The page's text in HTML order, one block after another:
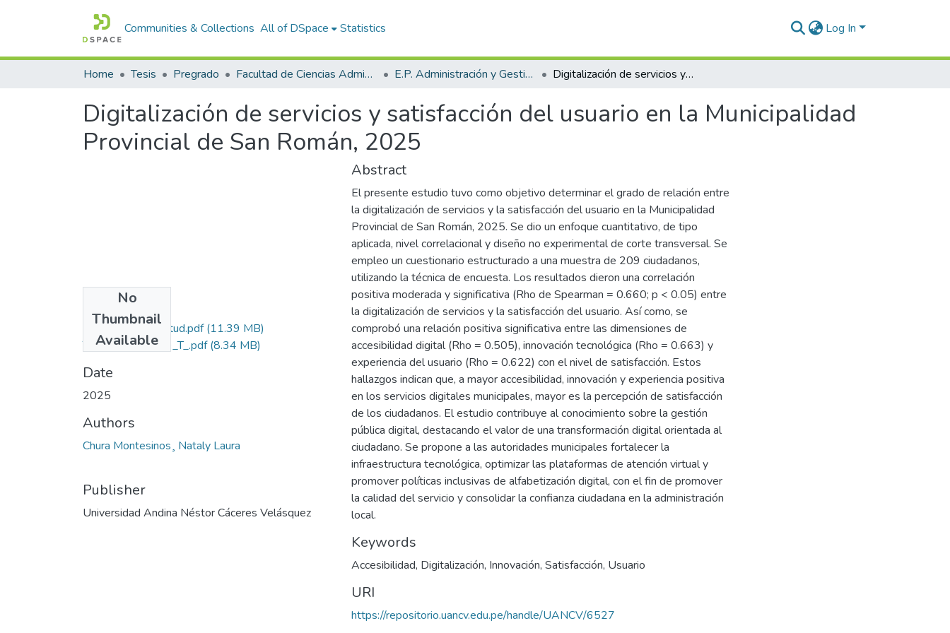
Communities & Collections All of DSpace Statistics Log In
Home Tesis Pregrado Facultad de Ciencias Administrativas E.P. Administración y Gestión Pública Digitalización de servicios y satisfacción del usuario en la Municipalidad Provincial de San Román, 2025
Digitalización de servicios y satisfacción del usuario en la Municipalidad
Provincial de San Román, 2025
No
Thumbnail
Available
Grado de Similitud.pdf(11.39 MB)
T036_75901579_T_.pdf(8.34 MB)
Date
2025
Authors
Chura Montesinos¸ Nataly Laura
Publisher
Universidad Andina Néstor Cáceres Velásquez
Abstract
El presente estudio tuvo como objetivo determinar el grado de relación entre
la digitalización de servicios y la satisfacción del usuario en la Municipalidad
Provincial de San Román, 2025. Se dio un enfoque cuantitativo, de tipo
aplicada, nivel correlacional y diseño no experimental de corte transversal. Se
empleo un cuestionario estructurado a una muestra de 209 ciudadanos,
utilizando la técnica de encuesta. Los resultados dieron una correlación
positiva moderada y significativa (Rho de Spearman = 0.660; p < 0.05) entre
la digitalización de servicios y la satisfacción del usuario. Así como, se
comprobó una relación positiva significativa entre las dimensiones de
accesibilidad digital (Rho = 0.505), innovación tecnológica (Rho = 0.663) y
experiencia del usuario (Rho = 0.622) con el nivel de satisfacción. Estos
hallazgos indican que, a mayor accesibilidad, innovación y experiencia positiva
en los servicios digitales municipales, mayor es la percepción de satisfacción
de los ciudadanos. El estudio contribuye al conocimiento sobre la gestión
pública digital, destacando el valor de una transformación digital orientada al
ciudadano. Se propone a las autoridades municipales fortalecer la
infraestructura tecnológica, optimizar las plataformas de atención virtual y
promover políticas inclusivas de alfabetización digital, con el fin de promover
la calidad del servicio y consolidar la confianza ciudadana en la administración
local.
Keywords
Accesibilidad, Digitalización, Innovación, Satisfacción, Usuario
URI
https://repositorio.uancv.edu.pe/handle/UANCV/6527